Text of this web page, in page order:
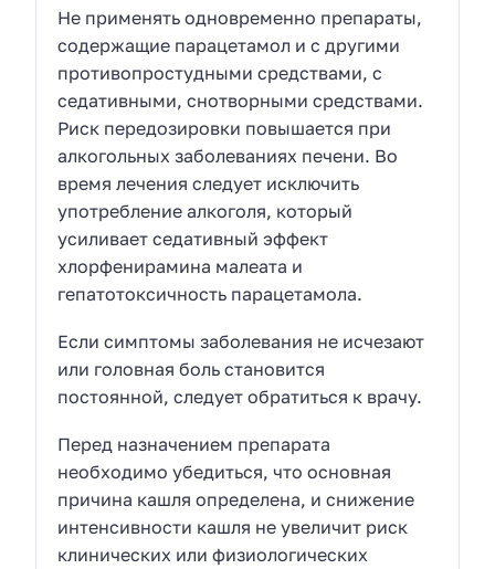
Не применять одновременно препараты,
содержащие парацетамол и с другими
противопростудными средствами, с
седативными, снотворными средствами.
Риск передозировки повышается при
алкогольных заболеваниях печени. Во
время лечения следует исключить
употребление алкоголя, который
усиливает седативный эффект
хлорфенирамина малеата и
гепатотоксичность парацетамола.
Если симптомы заболевания не исчезают
или головная боль становится
постоянной, следует обратиться к врачу.
Перед назначением препарата
необходимо убедиться, что основная
причина кашля определена, и снижение
интенсивности кашля не увеличит риск
клинических или физиологических